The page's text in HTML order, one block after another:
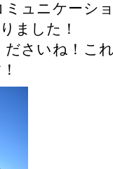
ュニケーシ
ました！
さいね！こ